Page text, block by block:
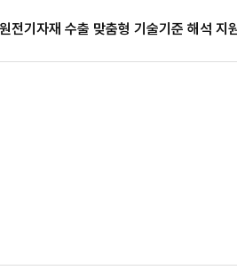
기자재 수출 맞춤형 기술기준 해석 지